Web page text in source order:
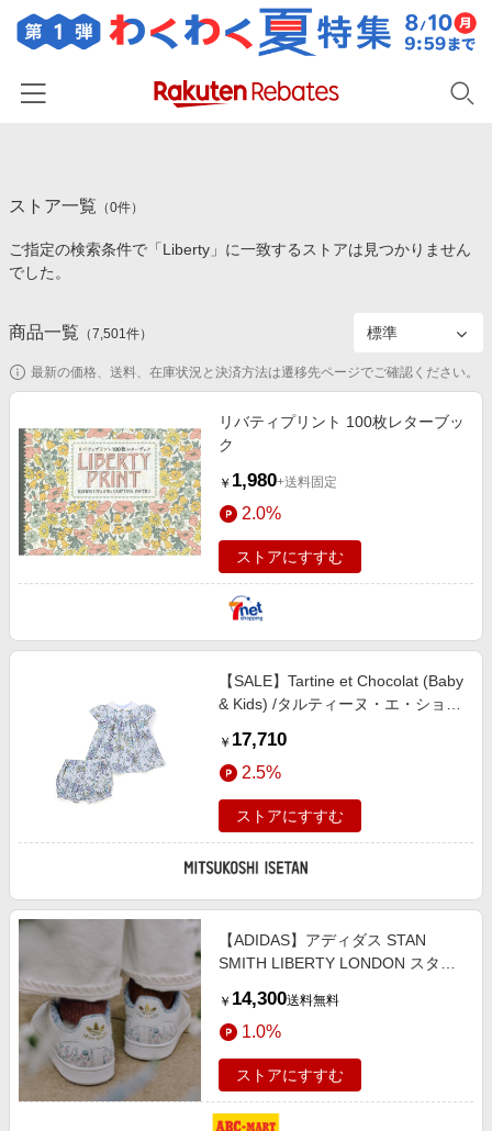
カテゴリー一覧
百貨店・総合ECモール
食品・スイーツ・お酒
コスメ・健康・医薬品
キッズ・ベビー用品
家電・PC・スマホ・カメラ
エンタメ
スポーツ・アウトドア・ゴルフ
旅行・レジャー・ホテル予約
金融・マネー・保険
デジタルコンテンツ
ビジネス・その他サービス
イベント一覧
初回購入者限定特典
対象ストア新規限定特典
電子書籍特集
楽天ペイ導入ストア
楽天サービス特集
旅行特集
お中元特集2026
Apple公式サイト×楽天カード分割払い
Qoo10メガポ
ストア一覧 （0件）
ご指定の検索条件で「Liberty」に一致するストアは見つかりません
でした。
商品一覧 （7,501件）
最新の価格、送料、在庫状況と決済方法は遷移先ページでご確認ください。
リバティプリント 100枚レターブッ
ク
￥ 1,980+送料固定
2.0%
ストアにすすむ
【SALE】Tartine et Chocolat (Baby
& Kids) /タルティーヌ・エ・ショコ
ストップワンピース+ブルマ 2点セ
ット 1702‐83203 ブルー ベビー用
ワンピース【三越伊勢丹/公式】
￥ 17,710
2.5%
ストアにすすむ
【ADIDAS】アディダス STAN
SMITH LIBERTY LONDON スタン
ABC-MART限定
*FTWR/FTWR/FTWR 22.5cm ホワ
イト
￥ 14,300送料無料
1.0%
ストアにすすむ